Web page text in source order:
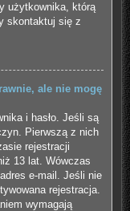
użytkownika, którą
skontaktuj się z
ale nie mogę
i hasło. Jeśli są
Pierwszą z nich
rejestracji
13 lat. Wówczas
e-mail. Jeśli nie
rejestracja.
wymagają